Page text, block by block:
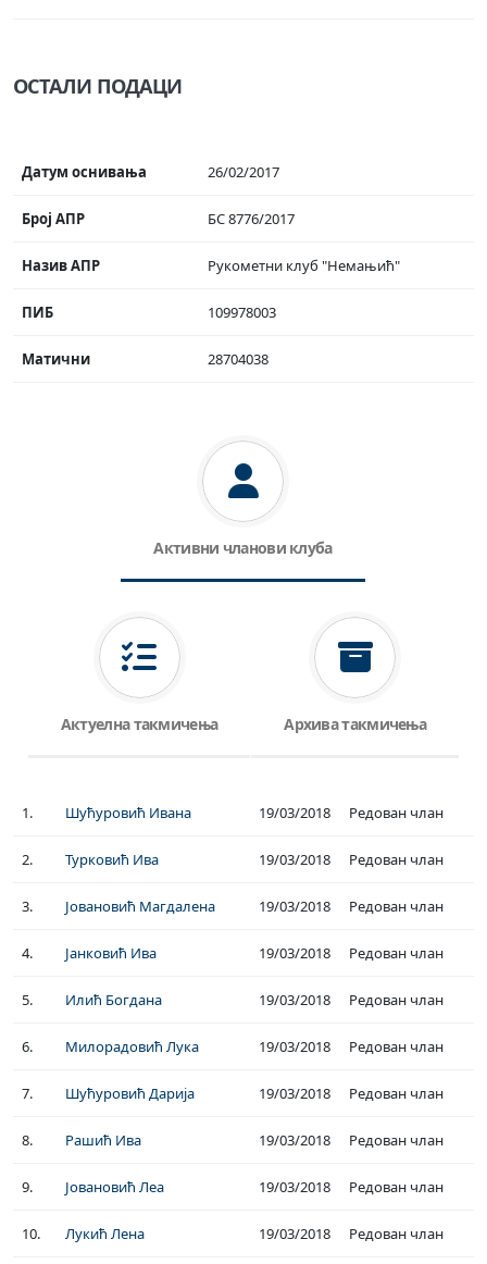
ОСТАЛИ ПОДАЦИ
Датум оснивања 26/02/2017
Број АПР БС 8776/2017
Назив АПР Рукометни клуб "Немањић"
ПИБ 109978003
Матични 28704038
Активни чланови клуба
Актуелна такмичења Архива такмичења
1. Шућуровић Ивана 19/03/2018 Редован члан
2. Турковић Ива 19/03/2018 Редован члан
3. Јовановић Магдалена 19/03/2018 Редован члан
4. Јанковић Ива 19/03/2018 Редован члан
5. Илић Богдана 19/03/2018 Редован члан
6. Милорадовић Лука 19/03/2018 Редован члан
7. Шућуровић Дарија 19/03/2018 Редован члан
8. Рашић Ива 19/03/2018 Редован члан
9. Јовановић Леа 19/03/2018 Редован члан
10. Лукић Лена 19/03/2018 Редован члан